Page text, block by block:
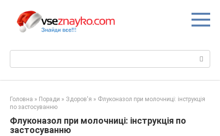
вмісту
Головна » Поради » Здоров'я » Флуконазол при молочниці: інструкція
по застосуванню
Флуконазол при молочниці: інструкція по
застосуванню